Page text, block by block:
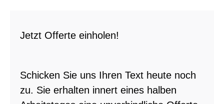
Jetzt Offerte einholen!
Schicken Sie uns Ihren Text heute noch
zu. Sie erhalten innert eines halben